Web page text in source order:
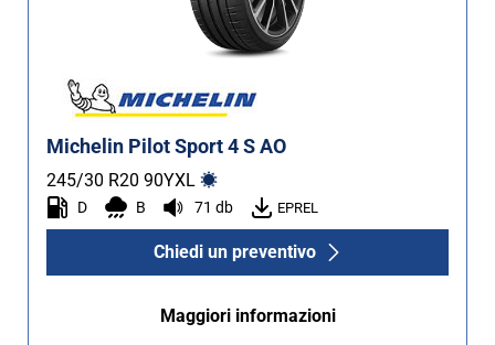
Michelin Pilot Sport 4 S AO
245/30 R20 90YXL
D B 71 db EPREL
Chiedi un preventivo
Maggiori informazioni